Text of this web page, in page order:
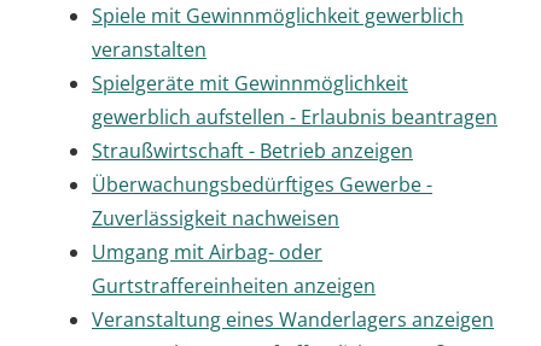
Spiele mit Gewinnmöglichkeit gewerblich
veranstalten
Spielgeräte mit Gewinnmöglichkeit
gewerblich aufstellen - Erlaubnis beantragen
Straußwirtschaft - Betrieb anzeigen
Überwachungsbedürftiges Gewerbe -
Zuverlässigkeit nachweisen
Umgang mit Airbag- oder
Gurtstraffereinheiten anzeigen
Veranstaltung eines Wanderlagers anzeigen